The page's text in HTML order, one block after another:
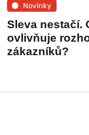
Novinky
Sleva nestačí.
ovlivňuje
zákazníků?